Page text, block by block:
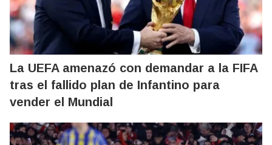
La UEFA amenazó con demandar a la FIFA
tras el fallido plan de Infantino para
vender el Mundial